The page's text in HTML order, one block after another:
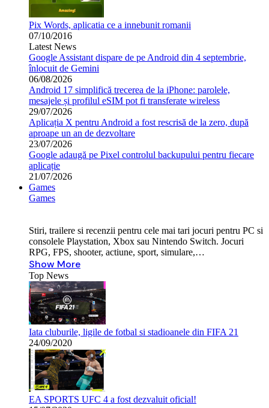
Pix Words, aplicatia ce a innebunit romanii
07/10/2016
Latest News
Google Assistant dispare de pe Android din 4 septembrie,
înlocuit de Gemini
06/08/2026
Android 17 simplifică trecerea de la iPhone: parolele,
mesajele și profilul eSIM pot fi transferate wireless
29/07/2026
Aplicația X pentru Android a fost rescrisă de la zero, după
aproape un an de dezvoltare
23/07/2026
Google adaugă pe Pixel controlul backupului pentru fiecare
aplicație
21/07/2026
Games
Games
Stiri, trailere si recenzii pentru cele mai tari jocuri pentru PC si
consolele Playstation, Xbox sau Nintendo Switch. Jocuri
RPG, FPS, shooter, actiune, sport, simulare,…
Show More
Top News
Iata cluburile, ligile de fotbal si stadioanele din FIFA 21
24/09/2020
EA SPORTS UFC 4 a fost dezvaluit oficial!